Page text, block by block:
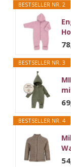
BESTSELLER NR. 2
BESTSELLER NR. 3
BESTSELLER NR. 4